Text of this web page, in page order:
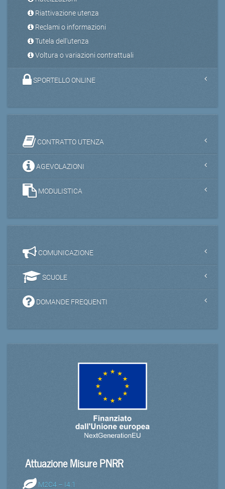
Riattivazione utenza
Reclami o informazioni
Tutela dell'utenza
Voltura o variazioni contrattuali
SPORTELLO ONLINE
CONTRATTO UTENZA
AGEVOLAZIONI
MODULISTICA
COMUNICAZIONE
SCUOLE
DOMANDE FREQUENTI
Attuazione Misure PNRR
M2C4 – I4.1